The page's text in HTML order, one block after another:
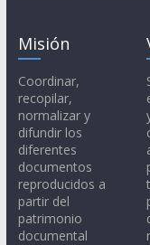
Misión
Coordinar,
recopilar,
normalizar y
difundir los
diferentes
documentos
reproducidos a
partir del
patrimonio
documental